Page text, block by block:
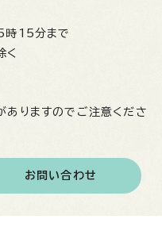
時15分まで
く
りますのでご注意くださ
お問い合わせ